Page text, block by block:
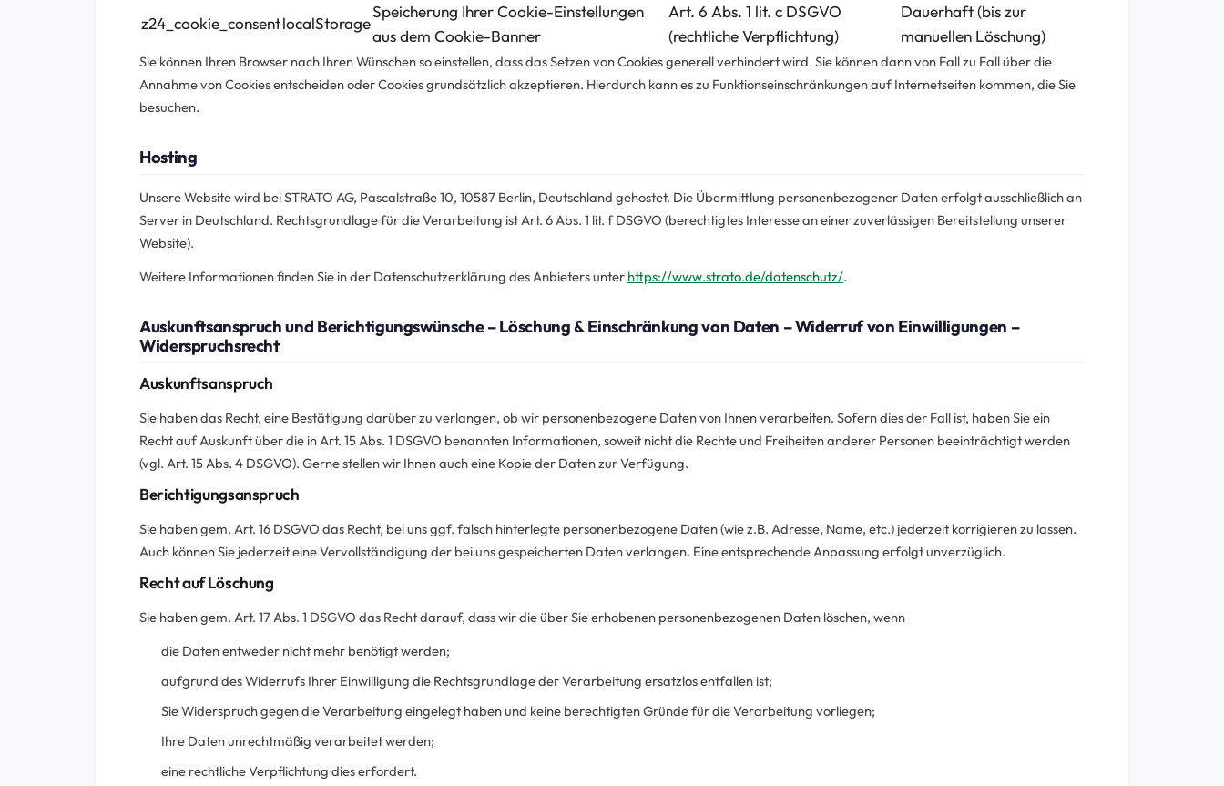
z24_cookie_consentlocalStorage
Speicherung Ihrer Cookie-Einstellungen
aus dem Cookie-Banner
Art. 6 Abs. 1 lit. c DSGVO
(rechtliche Verpflichtung)
Dauerhaft (bis zur
manuellen Löschung)
Sie können Ihren Browser nach Ihren Wünschen so einstellen, dass das Setzen von Cookies generell verhindert wird. Sie können dann von Fall zu Fall über die
Annahme von Cookies entscheiden oder Cookies grundsätzlich akzeptieren. Hierdurch kann es zu Funktionseinschränkungen auf Internetseiten kommen, die Sie
besuchen.
Hosting
Unsere Website wird bei STRATO AG, Pascalstraße 10, 10587 Berlin, Deutschland gehostet. Die Übermittlung personenbezogener Daten erfolgt ausschließlich an
Server in Deutschland. Rechtsgrundlage für die Verarbeitung ist Art. 6 Abs. 1 lit. f DSGVO (berechtigtes Interesse an einer zuverlässigen Bereitstellung unserer
Website).
Weitere Informationen finden Sie in der Datenschutzerklärung des Anbieters unter https://www.strato.de/datenschutz/.
Auskunftsanspruch und Berichtigungswünsche – Löschung & Einschränkung von Daten – Widerruf von Einwilligungen –
Widerspruchsrecht
Auskunftsanspruch
Sie haben das Recht, eine Bestätigung darüber zu verlangen, ob wir personenbezogene Daten von Ihnen verarbeiten. Sofern dies der Fall ist, haben Sie ein
Recht auf Auskunft über die in Art. 15 Abs. 1 DSGVO benannten Informationen, soweit nicht die Rechte und Freiheiten anderer Personen beeinträchtigt werden
(vgl. Art. 15 Abs. 4 DSGVO). Gerne stellen wir Ihnen auch eine Kopie der Daten zur Verfügung.
Berichtigungsanspruch
Sie haben gem. Art. 16 DSGVO das Recht, bei uns ggf. falsch hinterlegte personenbezogene Daten (wie z.B. Adresse, Name, etc.) jederzeit korrigieren zu lassen.
Auch können Sie jederzeit eine Vervollständigung der bei uns gespeicherten Daten verlangen. Eine entsprechende Anpassung erfolgt unverzüglich.
Recht auf Löschung
Sie haben gem. Art. 17 Abs. 1 DSGVO das Recht darauf, dass wir die über Sie erhobenen personenbezogenen Daten löschen, wenn
die Daten entweder nicht mehr benötigt werden;
aufgrund des Widerrufs Ihrer Einwilligung die Rechtsgrundlage der Verarbeitung ersatzlos entfallen ist;
Sie Widerspruch gegen die Verarbeitung eingelegt haben und keine berechtigten Gründe für die Verarbeitung vorliegen;
Ihre Daten unrechtmäßig verarbeitet werden;
eine rechtliche Verpflichtung dies erfordert.